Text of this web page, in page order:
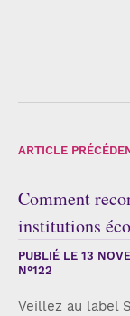
ARTICLE
Comment
institutions
PUBLIÉ LE 13
N°122
Veillez au label